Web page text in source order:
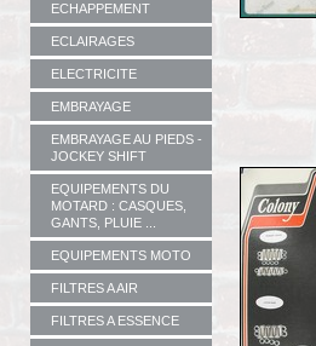
ECHAPPEMENT
ECLAIRAGES
ELECTRICITE
EMBRAYAGE
EMBRAYAGE AU PIEDS -
JOCKEY SHIFT
EQUIPEMENTS DU
MOTARD : CASQUES,
GANTS, PLUIE ...
EQUIPEMENTS MOTO
FILTRES A AIR
FILTRES A ESSENCE